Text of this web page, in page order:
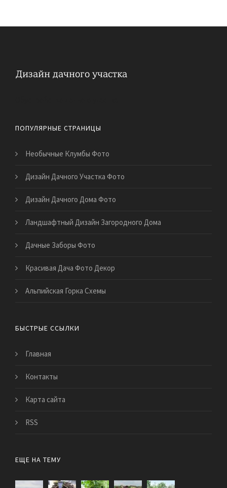
ПОПУЛЯРНЫЕ СТРАНИЦЫ
Необычные Клумбы Фото
Дизайн Дачного Участка Фото
Дизайн Дачного Дома Фото
Ландшафтный Дизайн Загородного Дома
Дачные Заборы Фото
Красивая Дача Фото Декор
Альпийская Горка Схемы
БЫСТРЫЕ ССЫЛКИ
Главная
Контакты
Карта сайта
RSS
ЕЩЕ НА ТЕМУ